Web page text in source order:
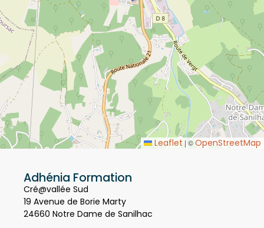
Adhénia Formation
Cré@vallée Sud
19 Avenue de Borie Marty